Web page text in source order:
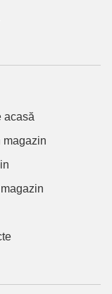
acasă
magazin